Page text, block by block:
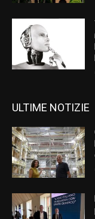
ULTIME NOTIZIE